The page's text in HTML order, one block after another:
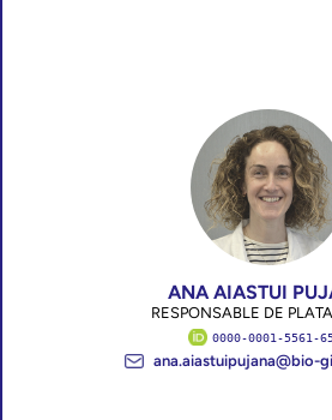
ANA AIASTUI
RESPONSABLE DE
0000-0001-5561-
ana.aiastuipujana@bio-